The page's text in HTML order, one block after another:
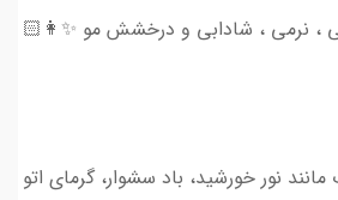
، نرمی ، شادابی و درخشش مو ✨👩🏻
نور خورشید، باد سشوار، گرمای اتو